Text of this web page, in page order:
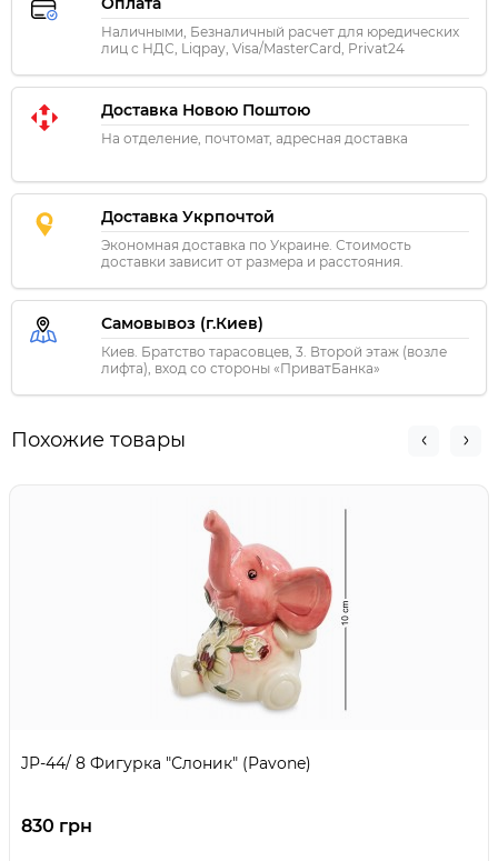
Наличными, Безналичный расчет для юредических
лиц с НДС, Liqpay, Visa/MasterCard, Privat24
Доставка Новою Поштою
На отделение, почтомат, адресная доставка
Доставка Укрпочтой
Экономная доставка по Украине. Стоимость
доставки зависит от размера и расстояния.
Самовывоз (г.Киев)
Киев. Братство тарасовцев, 3. Второй этаж (возле
лифта), вход со стороны «ПриватБанка»
Похожие товары
JP-44/ 8 Фигурка "Слоник" (Pavone)
830 грн